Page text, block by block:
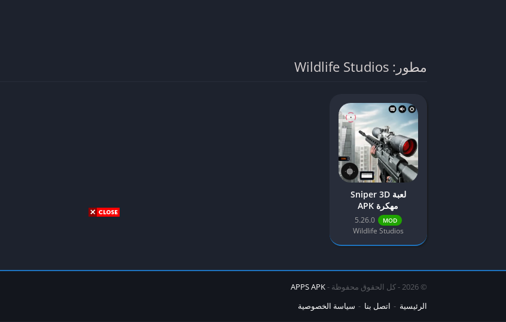
مطور: Wildlife Studios
لعبة Sniper 3D
مهكرة APK
MOD
5.26.0
Wildlife Studios
© 2026 - كل الحقوق محفوظة -
APPS APK
الرئيسية
اتصل بنا سياسة الخصوصية